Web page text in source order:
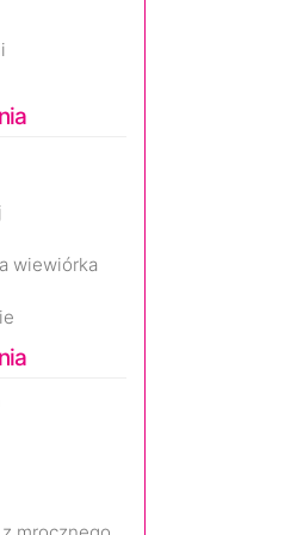
wiewiórka